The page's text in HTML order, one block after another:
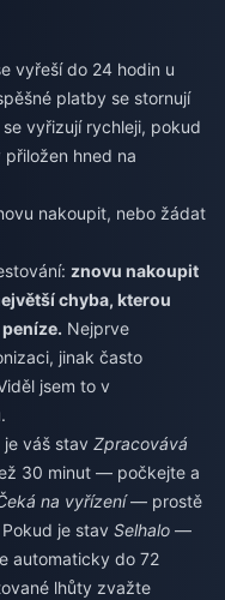
vyřeší do 24 hodin u
platby se stornují
vyřizují rychleji, pokud
hned na
nakoupit, nebo žádat
znovu nakoupit
chyba, kterou
Nejprve
jinak často
jsem to v
váš stav Zpracovává
30 minut — počkejte a
na vyřízení— prostě
je stav Selhalo —
automaticky do 72
lhůty zvažte